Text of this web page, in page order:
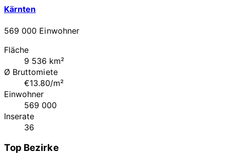
Kärnten
569 000 Einwohner
Fläche
9 536 km²
Ø Bruttomiete
€13.80/m²
Einwohner
569 000
Inserate
36
Top Bezirke